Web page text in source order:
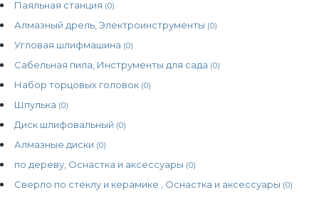
Паяльная станция (0)
Алмазный дрель, Электроинструменты (0)
Угловая шлифмашина (0)
Сабельная пила, Инструменты для сада (0)
Набор торцовых головок (0)
Шпулька (0)
Диск шлифовальный (0)
Алмазные диски (0)
по дереву, Оснастка и аксессуары (0)
Сверло по стеклу и керамике , Оснастка и аксессуары (0)